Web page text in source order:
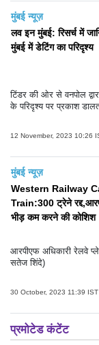
मुंबई न्यूज़
लव इन मुंबई: रिसर्च में
मुंबई में डेटिंग का परिदृश्य
टिंडर की ओर से वनपोल
के परिदृश्य पर प्रकाश
12 November, 2023 10:26
मुंबई न्यूज़
Western Railway
Train:300 ट्रेने
भीड़ कम करने की कोशिश
आरपीएफ अधिकारी रेलवे
सतेज शिंदे)
30 October, 2023 11:39 IST